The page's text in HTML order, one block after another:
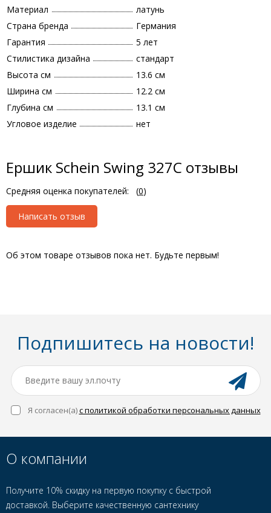
Материал
латунь
Страна бренда
Германия
Гарантия
5 лет
Стилистика дизайна
стандарт
Высота см
13.6 см
Ширина см
12.2 см
Глубина см
13.1 см
Угловое изделие
нет
Ершик Schein Swing 327C отзывы
Средняя оценка покупателей: (0)
Написать отзыв
Об этом товаре отзывов пока нет. Будьте первым!
Подпишитесь на новости!
Я согласен(a)с политикой обработки персональных данных
О компании
Получите 10% скидку на первую покупку с быстрой
доставкой. Выберите качественную сантехнику